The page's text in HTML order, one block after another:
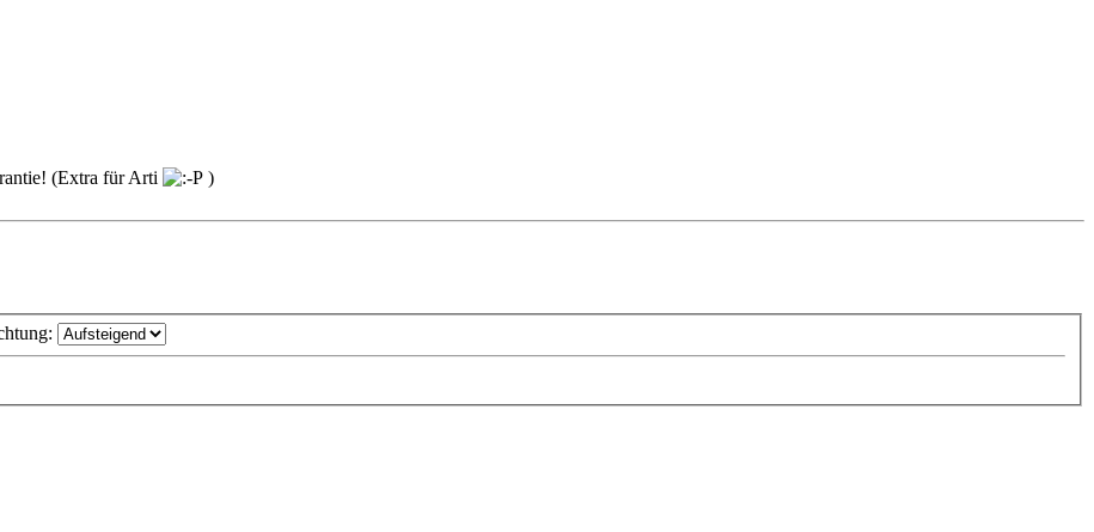
(Extra für Arti
)